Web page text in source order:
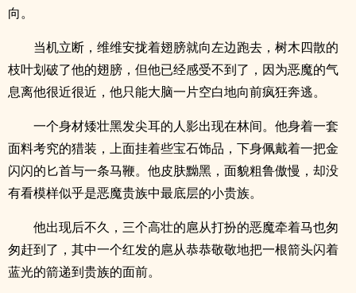
向。
当机立断，维维安拢着翅膀就向左边跑去，树木四散的
枝叶划破了他的翅膀，但他已经感受不到了，因为恶魔的气
息离他很近很近，他只能大脑一片空白地向前疯狂奔逃。
一个身材矮壮黑发尖耳的人影出现在林间。他身着一套
面料考究的猎装，上面挂着些宝石饰品，下身佩戴着一把金
闪闪的匕首与一条马鞭。他皮肤黝黑，面貌粗鲁傲慢，却没
有看模样似乎是恶魔贵族中最底层的小贵族。
他出现后不久，三个高壮的扈从打扮的恶魔牵着马也匆
匆赶到了，其中一个红发的扈从恭恭敬敬地把一根箭头闪着
蓝光的箭递到贵族的面前。